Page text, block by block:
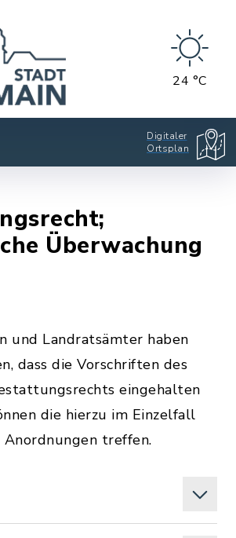
24 °C
Digitaler
Ortsplan
Überwachung
und Landratsämter haben
dass die Vorschriften des
eingehalten
die hierzu im Einzelfall
treffen.